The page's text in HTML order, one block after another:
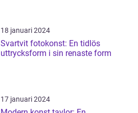
18 januari 2024
Svartvit fotokonst: En tidlös
uttrycksform i sin renaste form
17 januari 2024